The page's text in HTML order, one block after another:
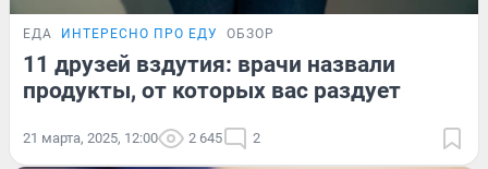
ЕДА ИНТЕРЕСНО ПРО ЕДУ ОБЗОР
11 друзей вздутия: врачи назвали
продукты, от которых вас раздует
21 марта, 2025, 12:00 2 645 2